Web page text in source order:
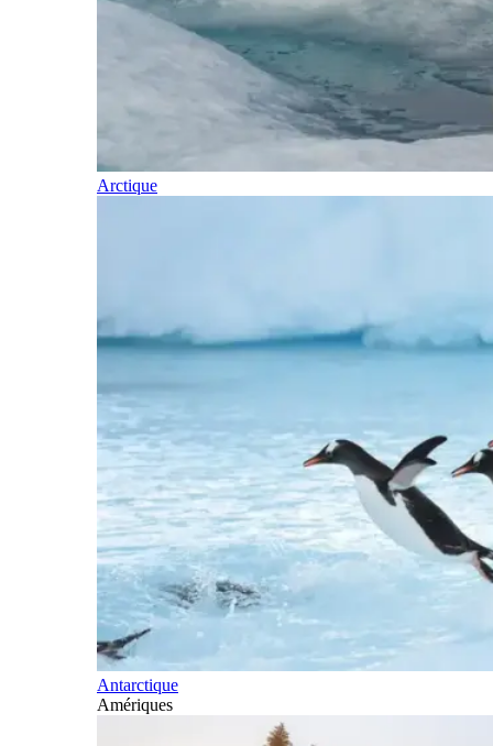
Arctique
Antarctique
Amériques